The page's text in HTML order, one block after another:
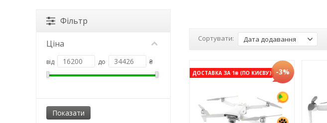
Сортувати: Дата додавання
ДОСТАВКА ЗА 1₴ (ПО КИЄВУ) -3%
Фільтр
Ціна
від до ₴